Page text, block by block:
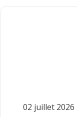
02 juillet 2026